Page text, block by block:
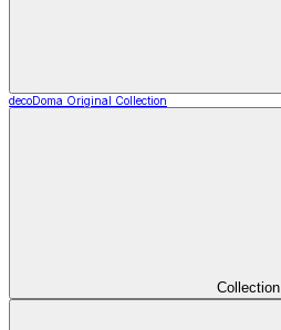
decoDoma Original Collection
Collection